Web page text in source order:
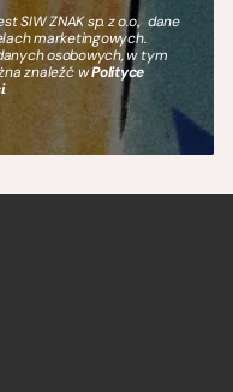
SIW ZNAK sp. z o.o., dane
marketingowych.
osobowych, w tym
znaleźć wPolityce
.